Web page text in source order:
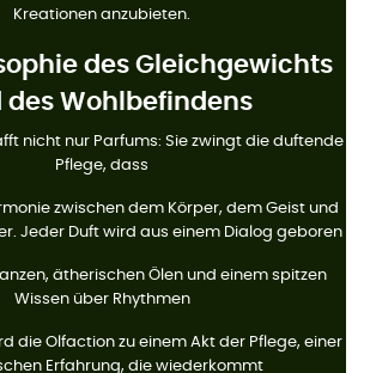
Kreationen anzubieten.
des Gleichgewichts
des Wohlbefindens
nicht nur Parfums: Sie zwingt die duftende
Pflege, dass
zwischen dem Körper, dem Geist und
Jeder Duft wird aus einem Dialog geboren
ätherischen Ölen und einem spitzen
Wissen über Rhythmen
die Olfaction zu einem Akt der Pflege, einer
Erfahrung, die wiederkommt